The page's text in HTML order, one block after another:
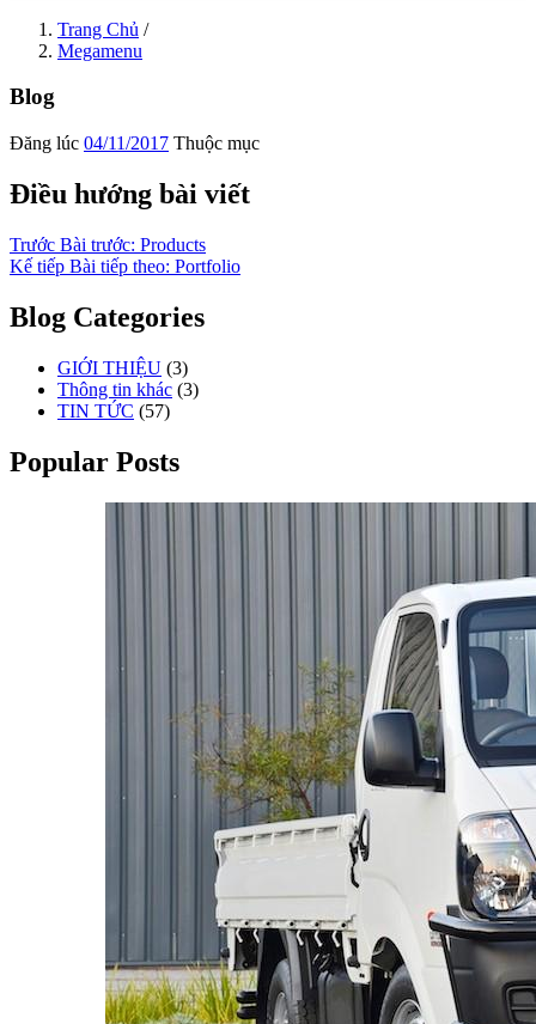
Trang Chủ /
Megamenu
Blog
Đăng lúc 04/11/2017 Thuộc mục
Điều hướng bài viết
Trước Bài trước: Products
Kế tiếp Bài tiếp theo: Portfolio
Blog Categories
GIỚI THIỆU (3)
Thông tin khác (3)
TIN TỨC (57)
Popular Posts